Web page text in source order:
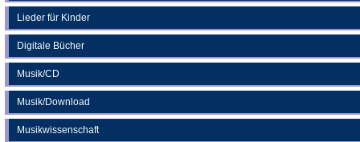
Lieder für Kinder
Digitale Bücher
Musik/CD
Musik/Download
Musikwissenschaft